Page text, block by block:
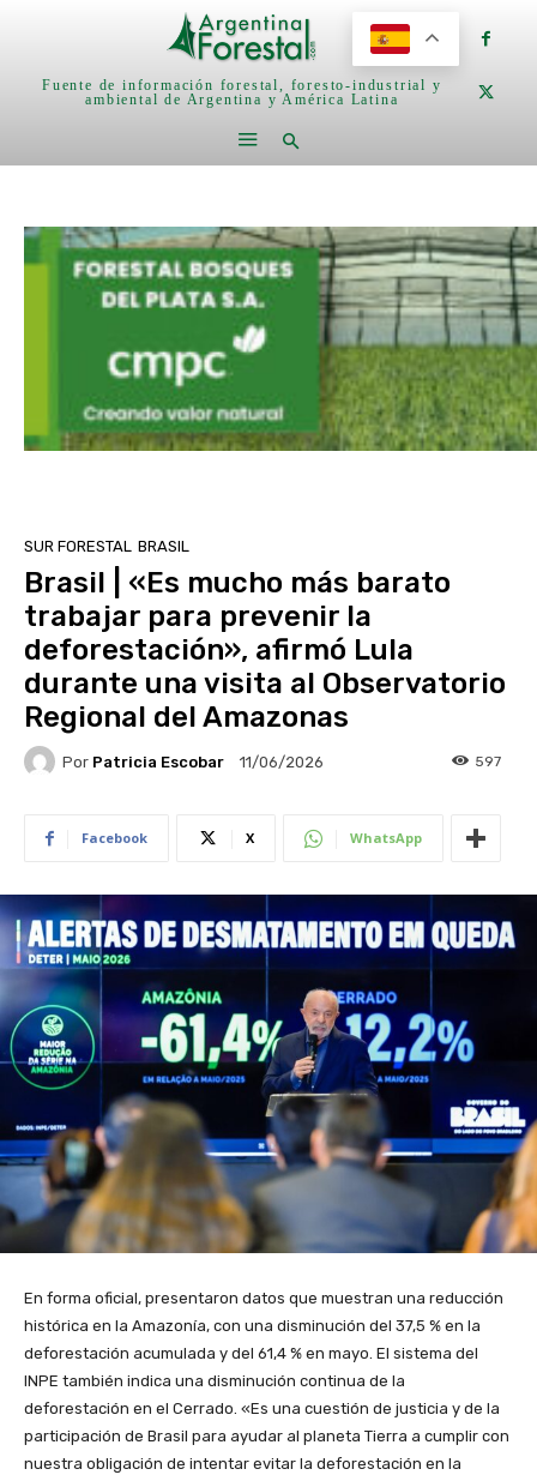
Fuente de información forestal, foresto-industrial y
ambiental de Argentina y América Latina
SUR FORESTAL BRASIL
Brasil | «Es mucho más barato
trabajar para prevenir la
deforestación», afirmó Lula
durante una visita al Observatorio
Regional del Amazonas
Por Patricia Escobar 11/06/2026 597
Facebook X WhatsApp
En forma oficial, presentaron datos que muestran una reducción
histórica en la Amazonía, con una disminución del 37,5 % en la
deforestación acumulada y del 61,4 % en mayo. El sistema del
INPE también indica una disminución continua de la
deforestación en el Cerrado. «Es una cuestión de justicia y de la
participación de Brasil para ayudar al planeta Tierra a cumplir con
nuestra obligación de intentar evitar la deforestación en la